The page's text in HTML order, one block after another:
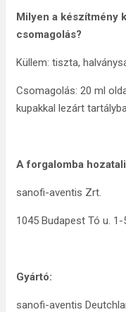
Milyen a készítmény
csomagolás?
Küllem: tiszta,
Csomagolás: 20 ml
kupakkal lezárt
A forgalomba
sanofi-aventis Zrt.
1045 Budapest Tó u. 1-
Gyártó:
sanofi-aventis